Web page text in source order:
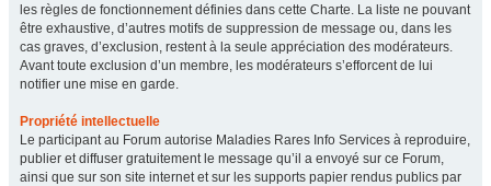
les règles de fonctionnement définies dans cette Charte. La liste ne pouvant
être exhaustive, d’autres motifs de suppression de message ou, dans les
cas graves, d’exclusion, restent à la seule appréciation des modérateurs.
Avant toute exclusion d’un membre, les modérateurs s’efforcent de lui
notifier une mise en garde.
Propriété intellectuelle
Le participant au Forum autorise Maladies Rares Info Services à reproduire,
publier et diffuser gratuitement le message qu’il a envoyé sur ce Forum,
ainsi que sur son site internet et sur les supports papier rendus publics par